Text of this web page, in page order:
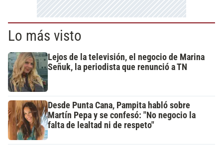
Lo más visto
Lejos de la televisión, el negocio de Marina
Señuk, la periodista que renunció a TN
Desde Punta Cana, Pampita habló sobre
Martín Pepa y se confesó: "No negocio la
falta de lealtad ni de respeto"